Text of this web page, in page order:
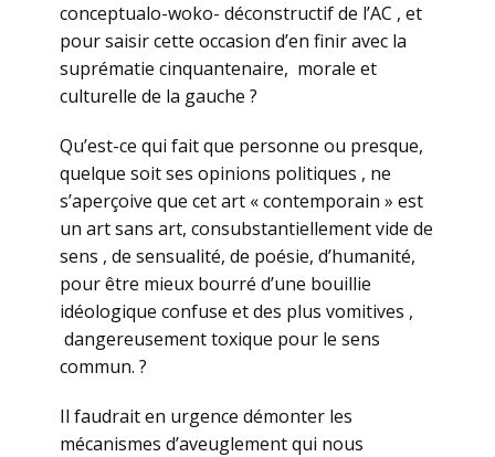
conceptualo-woko- déconstructif de l’AC , et
pour saisir cette occasion d’en finir avec la
suprématie cinquantenaire, morale et
culturelle de la gauche ?
Qu’est-ce qui fait que personne ou presque,
quelque soit ses opinions politiques , ne
s’aperçoive que cet art « contemporain » est
un art sans art, consubstantiellement vide de
sens , de sensualité, de poésie, d’humanité,
pour être mieux bourré d’une bouillie
idéologique confuse et des plus vomitives ,
dangereusement toxique pour le sens
commun. ?
Il faudrait en urgence démonter les
mécanismes d’aveuglement qui nous